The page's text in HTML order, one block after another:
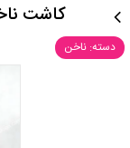
کاشت
دسته: ناخن